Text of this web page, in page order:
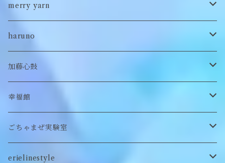
ポンチョ
雑貨
キッズ
チョーカー
ヘアバレッタ
付け襟
カードケース
ロンT
Tシャツ
キーホルダー
ぬいぐるみ
クッション
パンツ
スカート
シューズ/サンダル
セットアップ
ブローチ
ぬいぐるみブローチ
ぬいぐるみリング
ぬいぐるみ鏡
ぬいぐるみキーホルダー
ぬいぐるみマフラー
ステッカー
ブローチ
マフラー
merry yarn
帽子
haruno
ヘアゴム
靴下
キーホルダー
加藤心鼓
ロンT
幸福館
トレーナー
ロンT
ごちゃまぜ実験室
バッグ
erielinestyle